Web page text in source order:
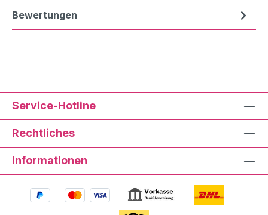
Bewertungen
Service-Hotline
Rechtliches
Informationen